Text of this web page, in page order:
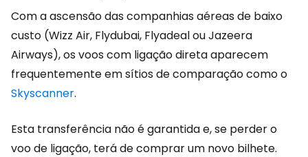
Com a ascensão das companhias aéreas de baixo
custo (Wizz Air, Flydubai, Flyadeal ou Jazeera
Airways), os voos com ligação direta aparecem
frequentemente em sítios de comparação como o
Skyscanner.
Esta transferência não é garantida e, se perder o
voo de ligação, terá de comprar um novo bilhete.